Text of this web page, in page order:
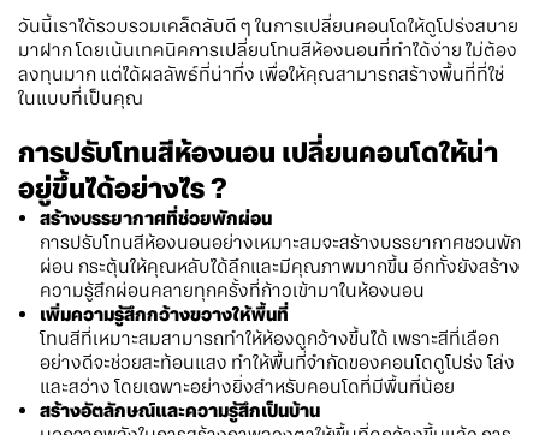
วันนี้เราได้รวบรวมเคล็ดลับดี ๆ ในการเปลี่ยนคอนโดให้ดูโปร่งสบาย
มาฝาก โดยเน้นเทคนิคการเปลี่ยนโทนสีห้องนอนที่ทำได้ง่าย ไม่ต้อง
ลงทุนมาก แต่ได้ผลลัพธ์ที่น่าทึ่ง เพื่อให้คุณสามารถสร้างพื้นที่ที่ใช่
ในแบบที่เป็นคุณ
การปรับโทนสีห้องนอน เปลี่ยนคอนโดให้น่า
อยู่ขึ้นได้อย่างไร ?
สร้างบรรยากาศที่ช่วยพักผ่อน
การปรับโทนสีห้องนอนอย่างเหมาะสมจะสร้างบรรยากาศชวนพัก
ผ่อน กระตุ้นให้คุณหลับได้ลึกและมีคุณภาพมากขึ้น อีกทั้งยังสร้าง
ความรู้สึกผ่อนคลายทุกครั้งที่ก้าวเข้ามาในห้องนอน
เพิ่มความรู้สึกกว้างขวางให้พื้นที่
โทนสีที่เหมาะสมสามารถทำให้ห้องดูกว้างขึ้นได้ เพราะสีที่เลือก
อย่างดีจะช่วยสะท้อนแสง ทำให้พื้นที่จำกัดของคอนโดดูโปร่ง โล่ง
และสว่าง โดยเฉพาะอย่างยิ่งสำหรับคอนโดที่มีพื้นที่น้อย
สร้างอัตลักษณ์และความรู้สึกเป็นบ้าน